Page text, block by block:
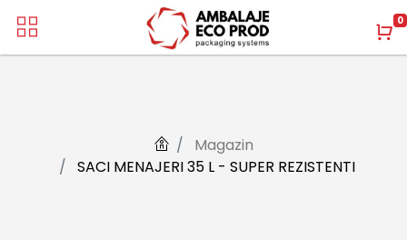
0
Magazin
SACI MENAJERI 35 L - SUPER REZISTENTI